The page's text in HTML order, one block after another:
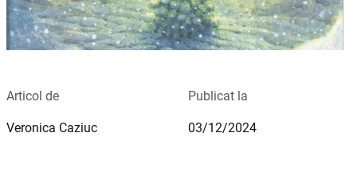
Articol de
Veronica Caziuc
Publicat la
03/12/2024